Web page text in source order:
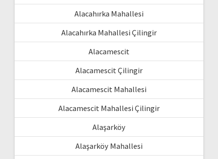
Alacahırka Mahallesi
Alacahırka Mahallesi Çilingir
Alacamescit
Alacamescit Çilingir
Alacamescit Mahallesi
Alacamescit Mahallesi Çilingir
Alaşarköy
Alaşarköy Mahallesi